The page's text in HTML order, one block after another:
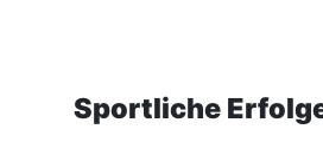
Sportliche